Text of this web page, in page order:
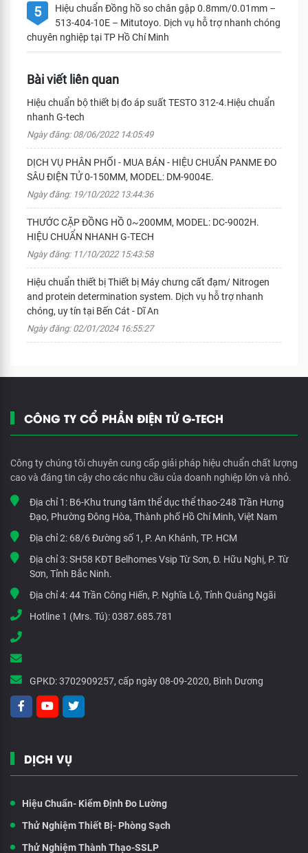
5
Hiệu chuẩn Đồng hồ so chân gập 0.8mm/0.01mm –
513-404-10E – Mitutoyo. Dịch vụ hỗ trợ nhanh chóng
chuyên nghiệp tại TP Hồ Chí Minh
Bài viết liên quan
Hiệu chuẩn bộ thiết bị đo áp suất TESTO 312-4.Hiệu chuẩn
nhanh G-tech
Ngày đăng: 08/06/2022 14:05:49
DỊCH VỤ PHÂN PHỐI - MUA BÁN - HIỆU CHUẨN PANME ĐO
SÂU ĐIỆN TỬ 0-150MM, MODEL: DM-9004E.
Ngày đăng: 19/10/2022 13:44:36
THƯỚC CẶP ĐỒNG HỒ 0~200MM, MODEL: DC-9002H.
HIỆU CHUẨN NHANH G-TECH
Ngày đăng: 11/10/2022 15:43:58
Hiệu chuẩn thiết bị Thiết bị Máy chưng cất đạm/ Nitrogen
and protein determination system. Dịch vụ hỗ trợ nhanh
chóng, uy tín tại Bến Cát - Dĩ An
Ngày đăng: 02/01/2024 16:55:27
CÔNG TY CỔ PHẦN ĐIỆN TỬ G-TECH
Công ty chúng tôi chuyên cung cấp giải pháp hiệu chuẩn chất lượng
cao và đáng tin cậy cho các nhu cầu của doanh nghiệp lớn và nhỏ.
Địa chỉ 1: B6-Khu trung tâm thể dục thể thao-248 Trần Hưng
Đạo, Phường Đông Hòa, Thành phố Hồ Chí Minh, Việt Nam
Địa chỉ 2: 68/6 Đường số 1, P. An Khánh, TP. HCM
Địa chỉ 3:SH58 KĐT Belhomes Vsip Từ Sơn, Đ. Hữu Nghị, P. Từ
Sơn, Tỉnh Bắc Ninh.
Địa chỉ 4:44 Trần Công Hiến, P. Nghĩa Lộ, Tỉnh Quảng Ngãi
Hotline 1 (Mrs. Tú):0387.685.781
GPKD:3702909257, cấp ngày 08-09-2020, Bình Dương
DỊCH VỤ
Hiệu Chuẩn- Kiểm Định Đo Lường
Thử Nghiệm Thiết Bị- Phòng Sạch
Thử Nghiệm Thành Thạo-SSLP